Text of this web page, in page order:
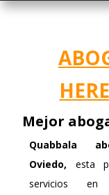
Mejor
Quabbala
Oviedo, esta
servicios